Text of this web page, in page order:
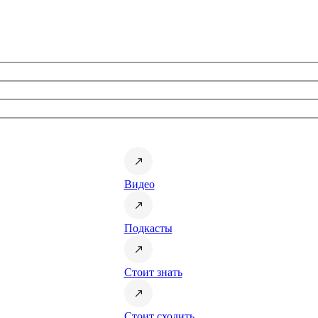
Видео
Подкасты
Стоит знать